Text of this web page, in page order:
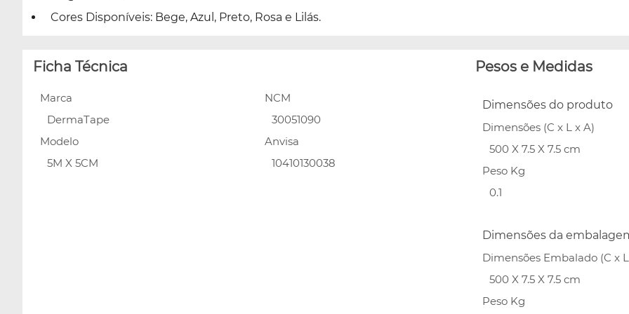
Cores Disponíveis: Bege, Azul, Preto, Rosa e Lilás.
Ficha Técnica
Marca
DermaTape
Modelo
5M X 5CM
NCM
30051090
Anvisa
10410130038
Pesos e Medidas
Dimensões do produto
Dimensões (C x L x A)
500 X 7.5 X 7.5 cm
Peso Kg
0.1
Dimensões da
Dimensões Embalado (C x
500 X 7.5 X 7.5 cm
Peso Kg